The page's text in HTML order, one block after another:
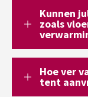
Kunnen
zoals
Hoe ver
tent